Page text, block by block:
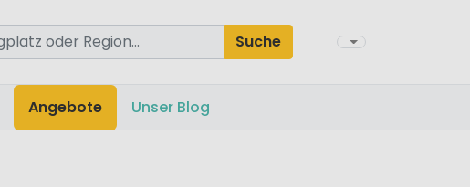
Suche
Angebote Unser Blog